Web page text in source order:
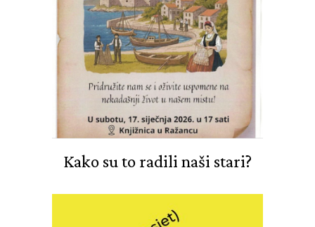
Kako su to radili naši stari?